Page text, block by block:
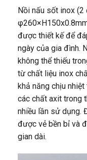
Nồi nấu sốt inox
được thiết kế để
ngày của gia đình.
không thể thiếu
từ chất liệu inox
khả năng chịu
các chất axit trong
nhiều lần sử dụng.
được vẻ bền bỉ và
gian dài.